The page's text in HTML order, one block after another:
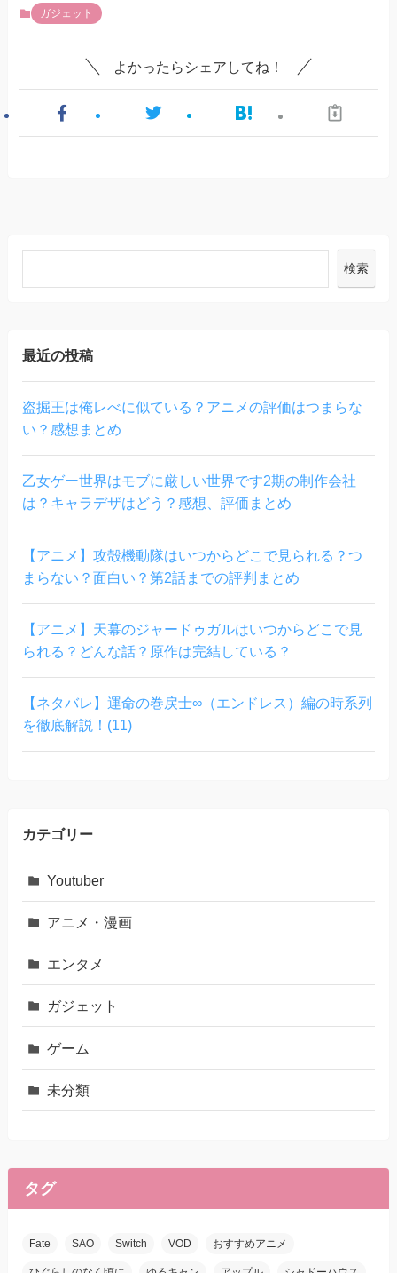
ガジェット
よかったらシェアしてね！
検索
最近の投稿
盗掘王は俺レべに似ている？アニメの評価はつまらな
い？感想まとめ
乙女ゲー世界はモブに厳しい世界です2期の制作会社
は？キャラデザはどう？感想、評価まとめ
【アニメ】攻殻機動隊はいつからどこで見られる？つ
まらない？面白い？第2話までの評判まとめ
【アニメ】天幕のジャードゥガルはいつからどこで見
られる？どんな話？原作は完結している？
【ネタバレ】運命の巻戻士∞（エンドレス）編の時系列
を徹底解説！(11)
カテゴリー
Youtuber
アニメ・漫画
エンタメ
ガジェット
ゲーム
未分類
タグ
Fate SAO Switch VOD おすすめアニメ